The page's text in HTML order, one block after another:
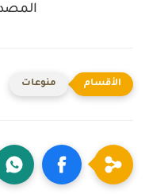
منوعات